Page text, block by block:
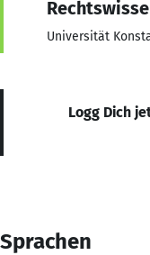
Universität
Logg Dich
Sprachen